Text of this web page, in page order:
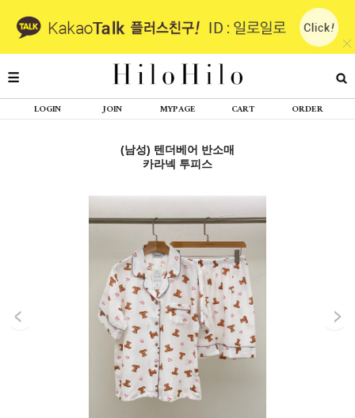
LOGIN JOIN MYPAGE CART ORDER
(남성) 텐더베어 반소매
카라넥 투피스